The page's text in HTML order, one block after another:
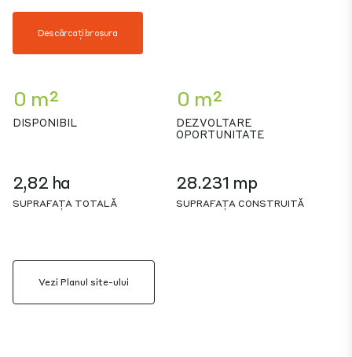
Descărcați broșura
0 m²
DISPONIBIL
0 m²
DEZVOLTARE
OPORTUNITATE
2,82 ha
SUPRAFAȚA TOTALĂ
28.231 mp
SUPRAFAȚA CONSTRUITĂ
Vezi Planul site-ului